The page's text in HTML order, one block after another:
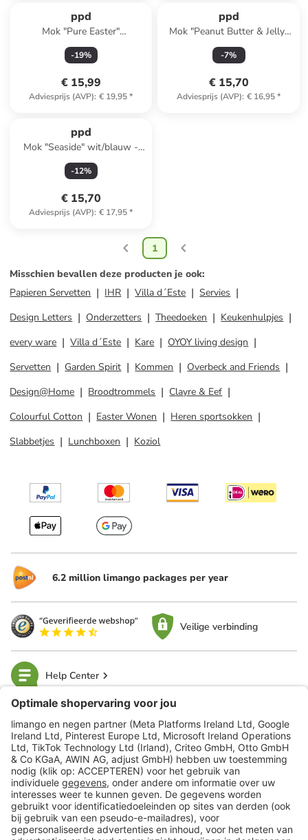
ppd
Mok "Pure Easter"
wit/goudkleurig - 350 ml
-19%
€ 15,99
Adviesprijs (AVP): € 19,95*
ppd
Mok "Peanut Butter & Jelly"
wit/meerkleurig - 350 ml
-7%
€ 15,70
Adviesprijs (AVP): € 16,95*
ppd
Mok "Seaside" wit/blauw -
400 ml
-12%
€ 15,70
Adviesprijs (AVP): € 17,95*
1
Misschien bevallen deze producten je ook:
Papieren Servetten
IHR Villa d´Este
Servies
Design Letters
Onderzetters Theedoeken
Keukenhulpjes
every ware
Villa d´Este Kare
OYOY living design
Servetten
Garden Spirit Kommen
Overbeck and Friends
Design@Home
Broodtrommels
Clayre & Eef
Colourful Cotton
Easter Wonen
Heren sportsokken
Slabbetjes
Lunchboxen Koziol
6.2 million limango packages per year
Veilige verbinding
Help Center
limango
Veilig winkelen
Klantenservice
Shop